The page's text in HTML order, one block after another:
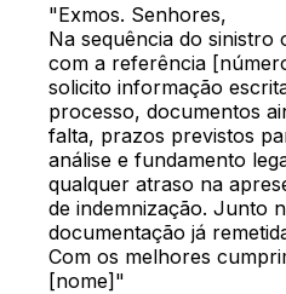
"Exmos. Senhores,
Na sequência do sinistro
com a referência
solicito informação
processo, documentos
falta, prazos previstos
análise e fundamento
qualquer atraso na
de indemnização. Junto
documentação já
Com os melhores
[nome]"